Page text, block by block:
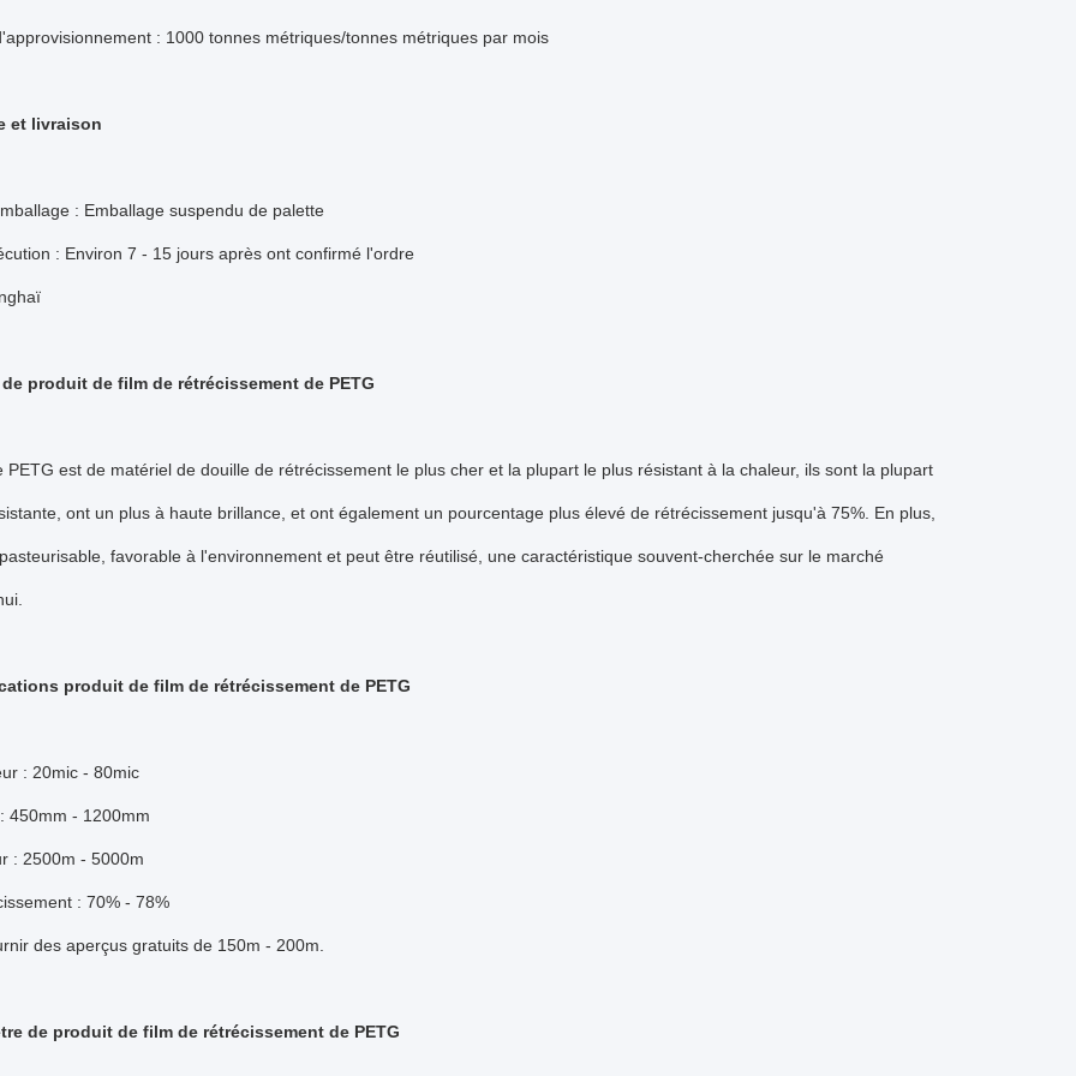
: 1000 tonnes métriques/tonnes métriques par mois
et livraison
: Emballage suspendu de palette
: Environ 7 - 15 jours après ont confirmé l'ordre
produit de film de rétrécissement de PETG
PETG est de matériel de douille de rétrécissement le plus cher et la plupart le plus résistant à la chaleur, ils sont la plupart
ont un plus à haute brillance, et ont également un pourcentage plus élevé de rétrécissement jusqu'à 75%. En plus,
favorable à l'environnement et peut être réutilisé, une caractéristique souvent-cherchée sur le marché
produit de film de rétrécissement de PETG
: 20mic - 80mic
450mm - 1200mm
: 2500m - 5000m
: 70% - 78%
des aperçus gratuits de 150m - 200m.
de produit de film de rétrécissement de PETG